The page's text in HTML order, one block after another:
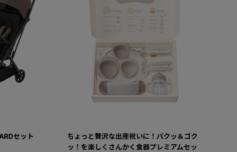
セット
ちょっと贅沢な出産祝いに！パクッ＆ゴク
ッ！を楽しくさんかく食器プレミアムセッ